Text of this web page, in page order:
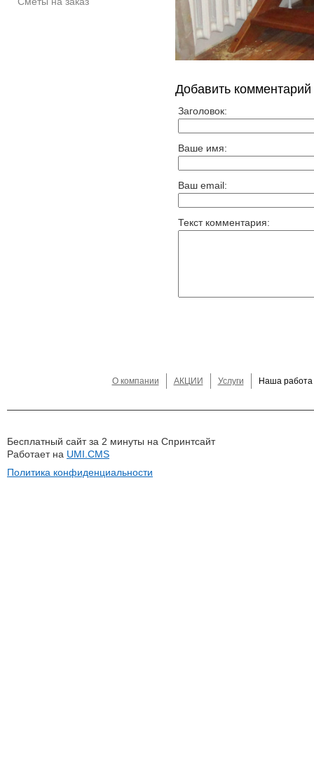
Добавить комментарий
Заголовок:
Ваше имя:
Ваш email:
Текст комментария:
О компании АКЦИИ Услуги Наша работа
Бесплатный сайт за 2 минуты на Спринтсайт
Работает на UMI.CMS
Политика конфиденциальности